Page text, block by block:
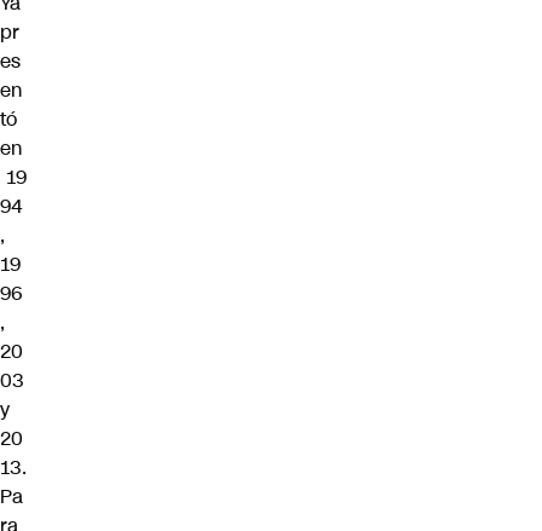
pr
es
en
tó
en
19
94
,
19
96
,
20
03
y
20
13.
Pa
ra